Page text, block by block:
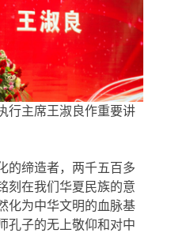
行主席王淑良作重要讲
的缔造者，两千五百多
刻在我们华夏民族的意
化为中华文明的血脉基
孔子的无上敬仰和对中